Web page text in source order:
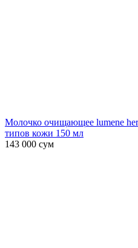
Молочко очищающее lumene
типов кожи 150 мл
143 000 сум